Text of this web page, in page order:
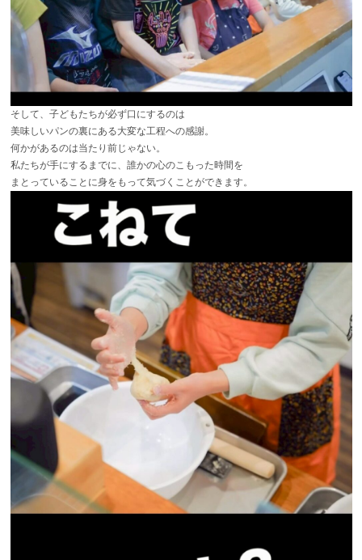
そして、子どもたちが必ず口にするのは
美味しいパンの裏にある大変な工程への感謝。
何かがあるのは当たり前じゃない。
私たちが手にするまでに、誰かの心のこもった時間を
まとっていることに身をもって気づくことができます。